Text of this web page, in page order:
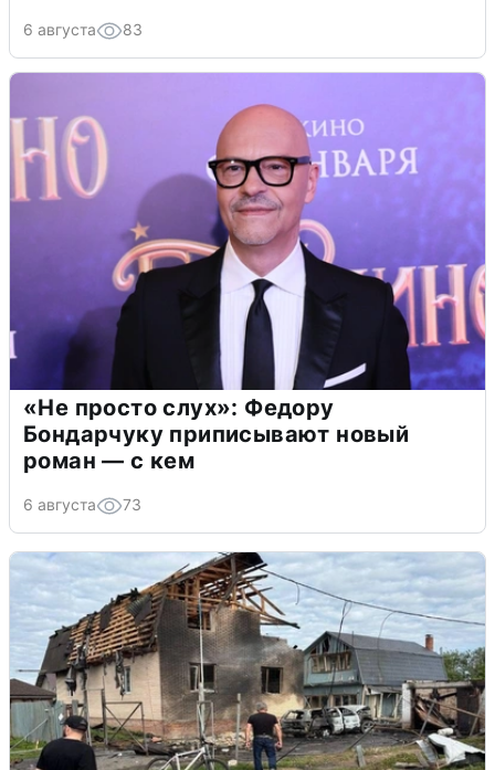
6 августа 83
«Не просто слух»: Федору
Бондарчуку приписывают новый
роман — с кем
6 августа 73